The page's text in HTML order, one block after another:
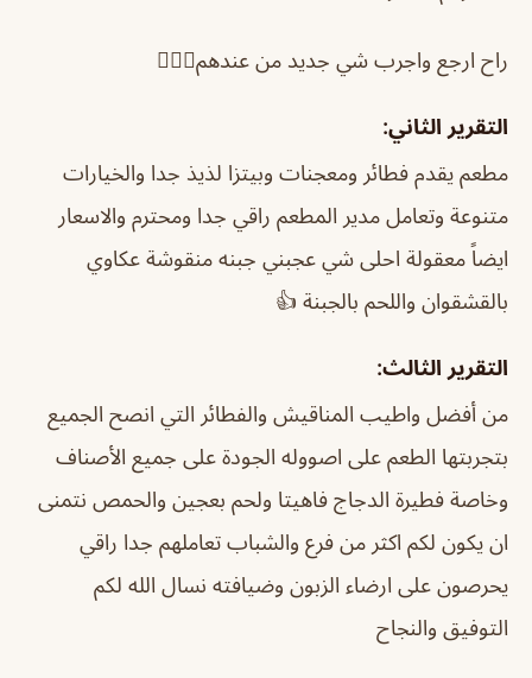
راح ارجع واجرب شي جديد من عندهم👍🏻😍
التقرير الثاني:
مطعم يقدم فطائر ومعجنات وبيتزا لذيذ جدا والخيارات
متنوعة وتعامل مدير المطعم راقي جدا ومحترم والاسعار
ايضاً معقولة احلى شي عجبني جبنه منقوشة عكاوي
بالقشقوان واللحم بالجبنة 👍
التقرير الثالث:
من أفضل واطيب المناقيش والفطائر التي انصح الجميع
بتجربتها الطعم على اصووله الجودة على جميع الأصناف
وخاصة فطيرة الدجاج فاهيتا ولحم بعجين والحمص نتمنى
ان يكون لكم اكثر من فرع والشباب تعاملهم جدا راقي
يحرصون على ارضاء الزبون وضيافته نسال الله لكم
التوفيق والنجاح